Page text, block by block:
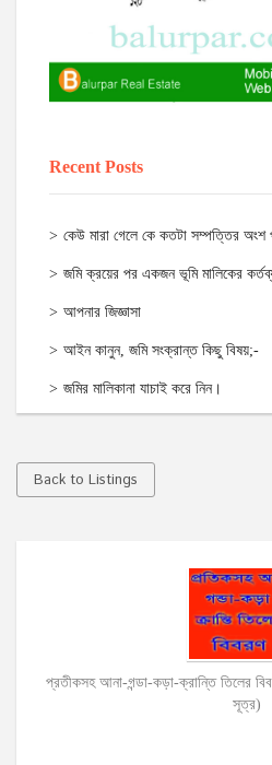
Recent Posts
কেউ মারা গেলে কে কতটা সম্পত্তির অংশ
জমি ক্রয়ের পর একজন ভূমি মালিকের
আপনার জিজ্ঞাসা
আইন কানুন, জমি সংক্রান্ত কিছু বিষয়;-
জমির মালিকানা যাচাই করে নিন।
Back to Listings
প্রতীকসহ আনা-গন্ডা-কড়া-ক্রান্তি তিলের
সূত্র)